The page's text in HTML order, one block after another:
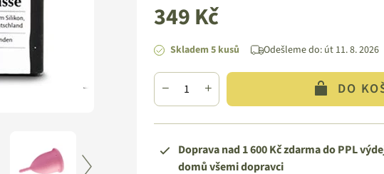
Standardní
cena
349 Kč
Skladem 5 kusů Odešleme do: út 11. 8. 2026
DO
Doprava nad 1 600 Kč zdarma do PPL
domů všemi dopravci